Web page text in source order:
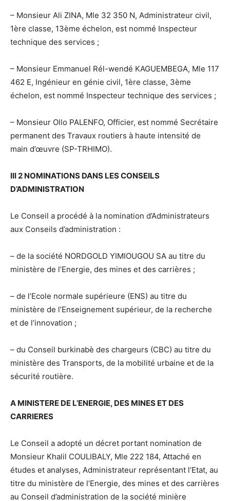
– Monsieur Ali ZINA, Mle 32 350 N, Administrateur civil,
1ère classe, 13ème échelon, est nommé Inspecteur
technique des services ;
– Monsieur Emmanuel Rél-wendé KAGUEMBEGA, Mle 117
462 E, Ingénieur en génie civil, 1ère classe, 3ème
échelon, est nommé Inspecteur technique des services ;
– Monsieur Ollo PALENFO, Officier, est nommé Secrétaire
permanent des Travaux routiers à haute intensité de
main d’œuvre (SP-TRHIMO).
III 2 NOMINATIONS DANS LES CONSEILS
D’ADMINISTRATION
Le Conseil a procédé à la nomination d’Administrateurs
aux Conseils d’administration :
– de la société NORDGOLD YIMIOUGOU SA au titre du
ministère de l’Energie, des mines et des carrières ;
– de l’Ecole normale supérieure (ENS) au titre du
ministère de l’Enseignement supérieur, de la recherche
et de l’innovation ;
– du Conseil burkinabè des chargeurs (CBC) au titre du
ministère des Transports, de la mobilité urbaine et de la
sécurité routière.
A MINISTERE DE L’ENERGIE, DES MINES ET DES
CARRIERES
Le Conseil a adopté un décret portant nomination de
Monsieur Khalil COULIBALY, Mle 222 184, Attaché en
études et analyses, Administrateur représentant l’Etat, au
titre du ministère de l’Energie, des mines et des carrières
au Conseil d’administration de la société minière